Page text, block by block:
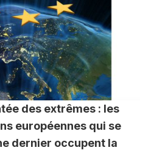
des extrêmes : les
européennes qui se
dernier occupent la